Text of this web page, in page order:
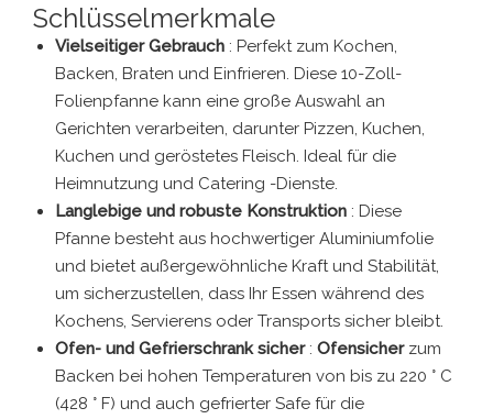
Schlüsselmerkmale
Vielseitiger Gebrauch : Perfekt zum Kochen,
Backen, Braten und Einfrieren. Diese 10-Zoll-
Folienpfanne kann eine große Auswahl an
Gerichten verarbeiten, darunter Pizzen, Kuchen,
Kuchen und geröstetes Fleisch. Ideal für die
Heimnutzung und Catering -Dienste.
Langlebige und robuste Konstruktion : Diese
Pfanne besteht aus hochwertiger Aluminiumfolie
und bietet außergewöhnliche Kraft und Stabilität,
um sicherzustellen, dass Ihr Essen während des
Kochens, Servierens oder Transports sicher bleibt.
Ofen- und Gefrierschrank sicher : Ofensicher zum
Backen bei hohen Temperaturen von bis zu 220 ° C
(428 ° F) und auch gefrierter Safe für die